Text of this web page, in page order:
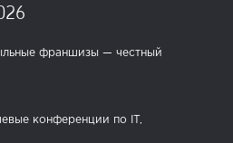
франшизы — честный
конференции по IT,